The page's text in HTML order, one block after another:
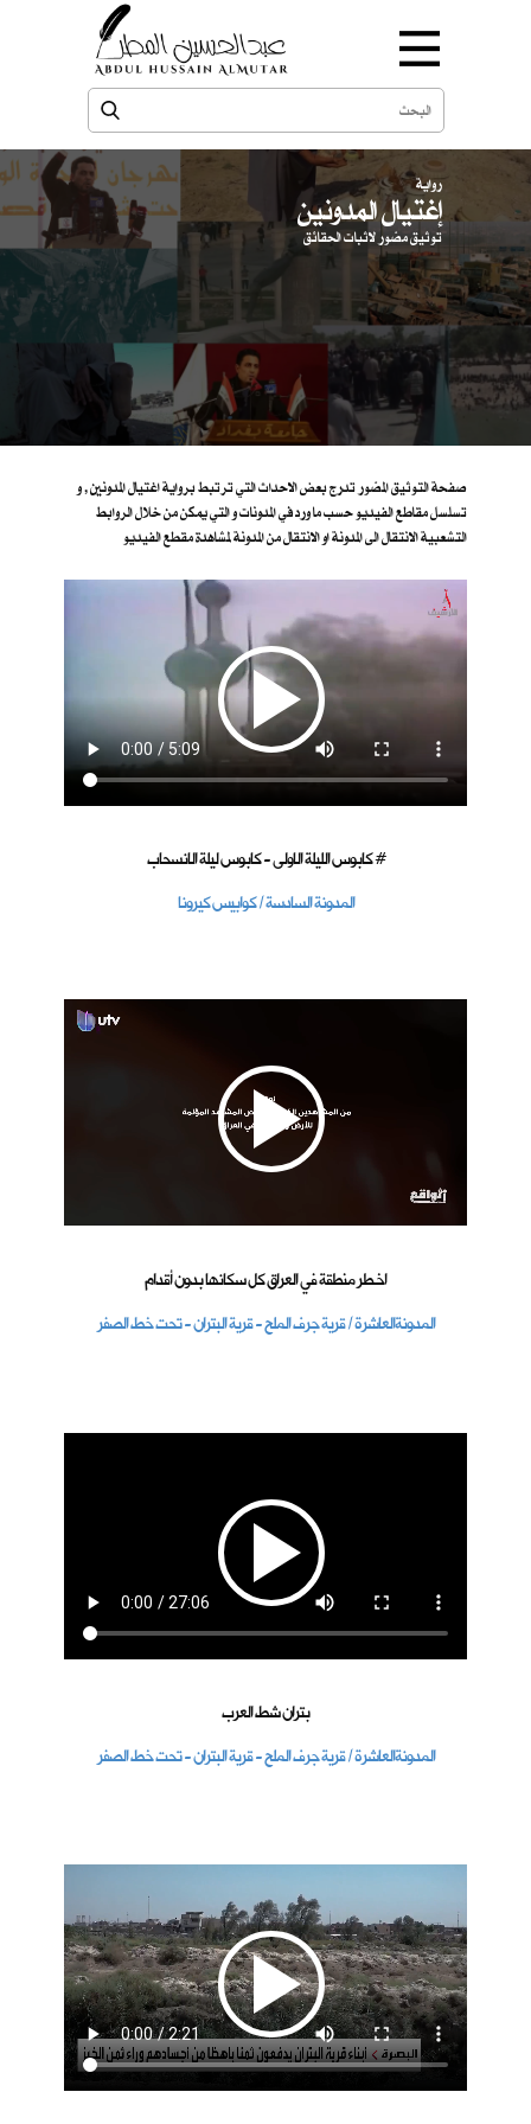
رواية
إغتيال المدونين
توثيق مصّور لاثبات الحقائق
صفحة التوثيق المصّور تدرج بعض الاحداث التي ترتبط برواية اغتيال المدونين , و
تسلسل مقاطع الفيديو حسب ما ورد في المدونات و التي يمكن من خلال الروابط
التشعبية الانتقال الى المدونة او الانتقال من المدونة لمشاهدة مقطع الفيديو
كابوس الليلة الاولى - كابوس ليلة الانسحاب #
المدونة السادسة / كوابيس كيرونا
اخـطر منطقة في العراق كل سكانها بدون أقدام
المدونةالعاشرة / قرية جرف الملح - قرية البتران - تحت خط الصفر
بتران شط العرب
المدونةالعاشرة / قرية جرف الملح - قرية البتران - تحت خط الصفر